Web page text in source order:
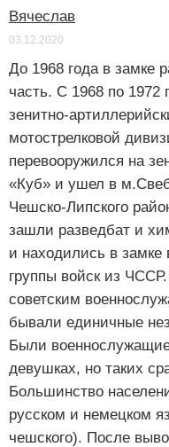
Вячеслав
03.12.2020
До 1968 года в замке
часть. С 1968 по 1972
зенитно-
мотострелковой
перевооружился на
«Куб» и ушел в
Чешско-Липского
зашли разведбат и
и находились в
группы войск из
советским
бывали единичные
Были
девушках, но таких
Большинство
русском и немецком
чешского). После